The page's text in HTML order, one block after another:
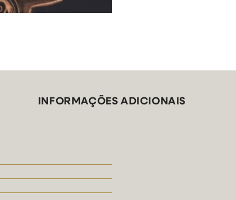
INFORMAÇÕES ADICIONAIS